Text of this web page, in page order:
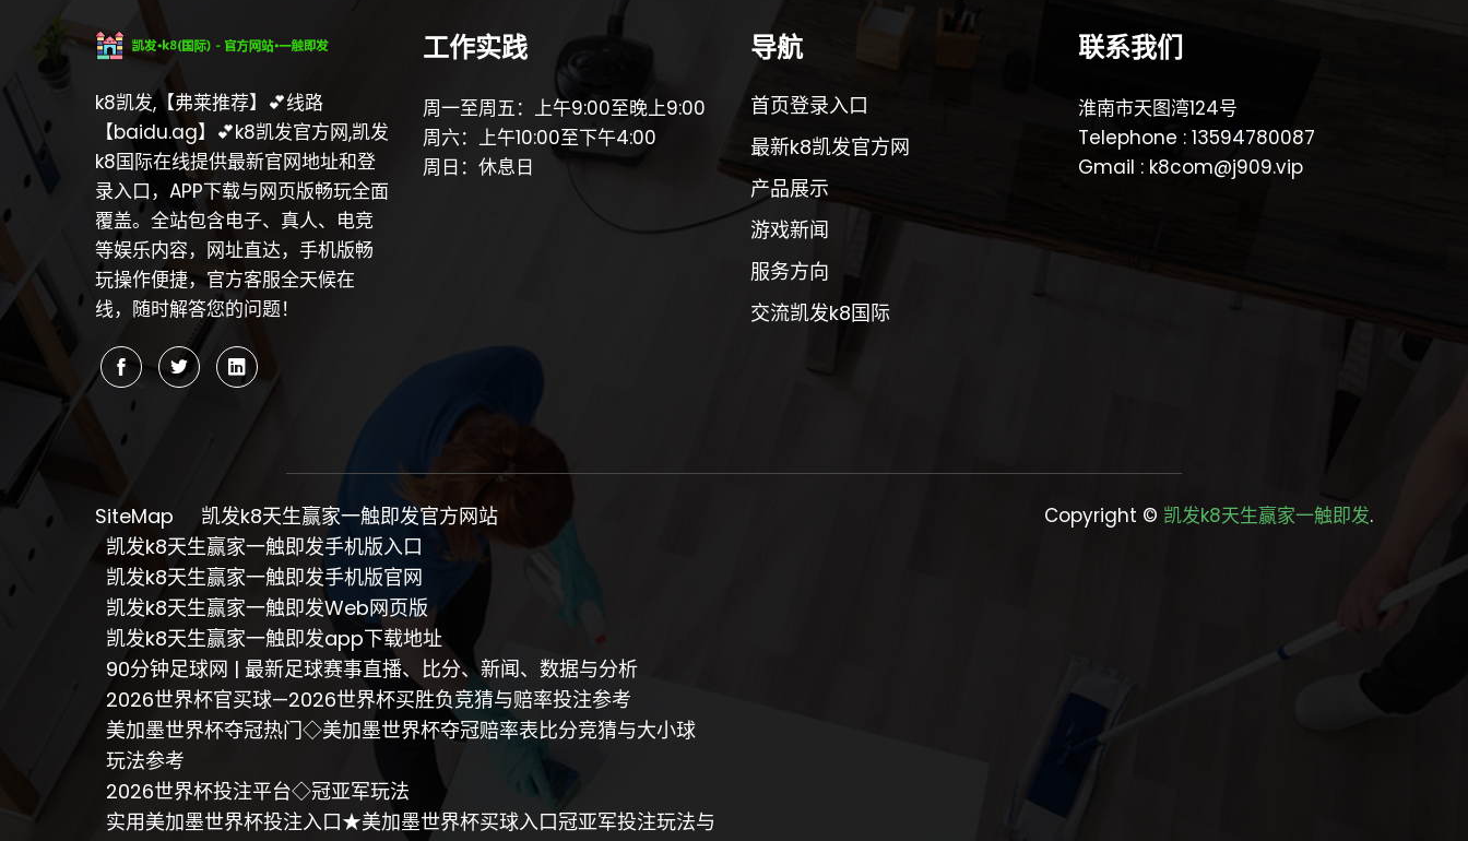
k8凯发,【弗莱推荐】💕线路
【baidu.ag】💕k8凯发官方网,凯发
k8国际在线提供最新官网地址和登
录入口，APP下载与网页版畅玩全面
覆盖。全站包含电子、真人、电竞
等娱乐内容，网址直达，手机版畅
玩操作便捷，官方客服全天候在
线，随时解答您的问题！
工作实践
周一至周五：上午9:00至晚上9:00
周六：上午10:00至下午4:00
周日：休息日
导航
首页登录入口
最新k8凯发官方网
产品展示
游戏新闻
服务方向
交流凯发k8国际
联系我们
淮南市天图湾124号
Telephone : 13594780087
Gmail : k8com@j909.vip
SiteMap
凯发k8天生赢家一触即发官方网站
凯发k8天生赢家一触即发手机版入口
凯发k8天生赢家一触即发手机版官网
凯发k8天生赢家一触即发Web网页版
凯发k8天生赢家一触即发app下载地址
90分钟足球网 | 最新足球赛事直播、比分、新闻、数据与分析
2026世界杯官买球—2026世界杯买胜负竞猜与赔率投注参考
美加墨世界杯夺冠热门◇美加墨世界杯夺冠赔率表比分竞猜与大小球
玩法参考
2026世界杯投注平台◇冠亚军玩法
实用美加墨世界杯投注入口★美加墨世界杯买球入口冠亚军投注玩法与
Copyright © 凯发k8天生赢家一触即发.